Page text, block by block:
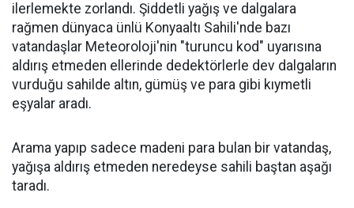
ilerlemekte zorlandı. Şiddetli yağış ve dalgalara
rağmen dünyaca ünlü Konyaaltı Sahili'nde bazı
vatandaşlar Meteoroloji'nin "turuncu kod" uyarısına
aldırış etmeden ellerinde dedektörlerle dev dalgaların
vurduğu sahilde altın, gümüş ve para gibi kıymetli
eşyalar aradı.
Arama yapıp sadece madeni para bulan bir vatandaş,
yağışa aldırış etmeden neredeyse sahili baştan aşağı
taradı.